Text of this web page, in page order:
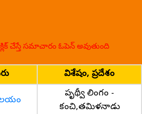
చేస్తే సమాచారం ఓపెన్ అవుతుంది
విశేషం, ప్రదేశం
పృథ్వీ లింగం -
కంచి,తమిళనాడు